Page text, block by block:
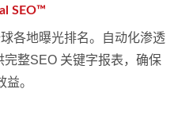
SEO™
各地曝光排名。自动化渗透
整SEO 关键字报表，确保
益。